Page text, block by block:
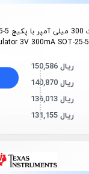
3V 300mA SOT-25-5
150,586 ریال
140,870 ریال
136,013 ریال
131,155 ریال